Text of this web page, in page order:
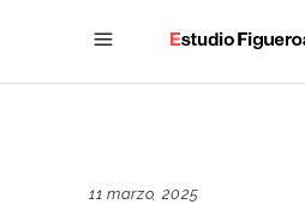
11 marzo, 2025